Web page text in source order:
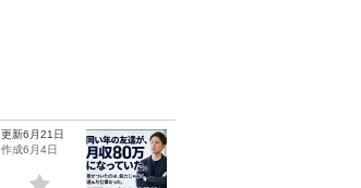
更新6月21日
作成6月4日